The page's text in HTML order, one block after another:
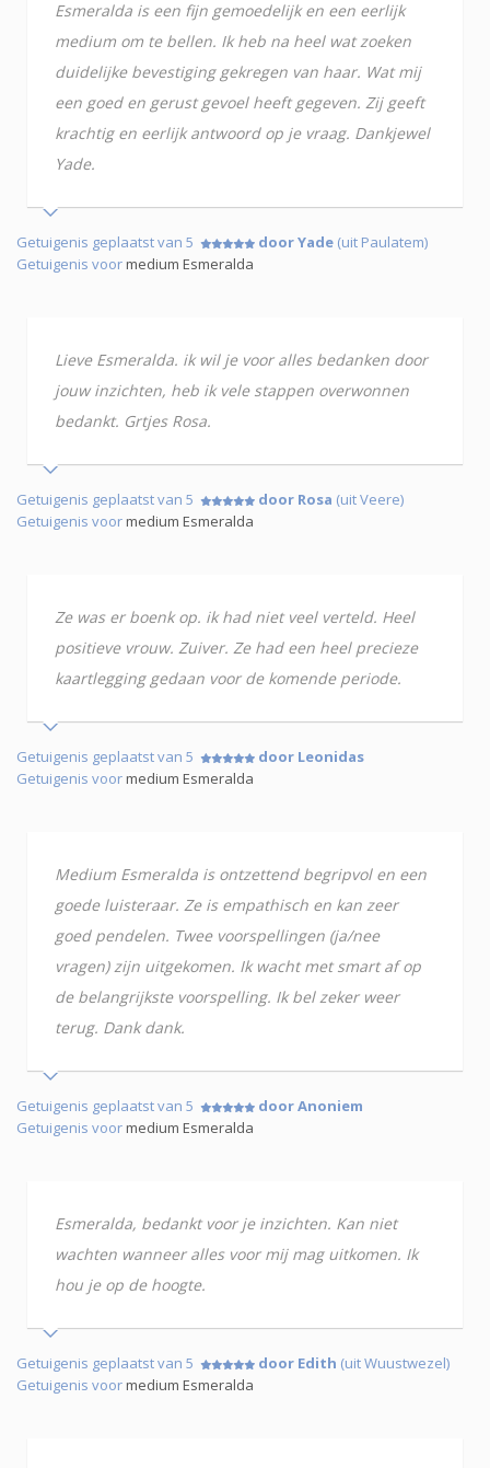
Esmeralda is een fijn gemoedelijk en een eerlijk
medium om te bellen. Ik heb na heel wat zoeken
duidelijke bevestiging gekregen van haar. Wat mij
een goed en gerust gevoel heeft gegeven. Zij geeft
krachtig en eerlijk antwoord op je vraag. Dankjewel
Yade.
Getuigenis geplaatst van 5 door Yade (uit Paulatem)
Getuigenis voormedium Esmeralda
Lieve Esmeralda. ik wil je voor alles bedanken door
jouw inzichten, heb ik vele stappen overwonnen
bedankt. Grtjes Rosa.
Getuigenis geplaatst van 5 door Rosa (uit Veere)
Getuigenis voormedium Esmeralda
Ze was er boenk op. ik had niet veel verteld. Heel
positieve vrouw. Zuiver. Ze had een heel precieze
kaartlegging gedaan voor de komende periode.
Getuigenis geplaatst van 5
door Leonidas
Getuigenis voormedium Esmeralda
Medium Esmeralda is ontzettend begripvol en een
goede luisteraar. Ze is empathisch en kan zeer
goed pendelen. Twee voorspellingen (ja/nee
vragen) zijn uitgekomen. Ik wacht met smart af op
de belangrijkste voorspelling. Ik bel zeker weer
terug. Dank dank.
Getuigenis geplaatst van 5
door Anoniem
Getuigenis voormedium Esmeralda
Esmeralda, bedankt voor je inzichten. Kan niet
wachten wanneer alles voor mij mag uitkomen. Ik
hou je op de hoogte.
Getuigenis geplaatst van 5 door Edith (uit Wuustwezel)
Getuigenis voormedium Esmeralda